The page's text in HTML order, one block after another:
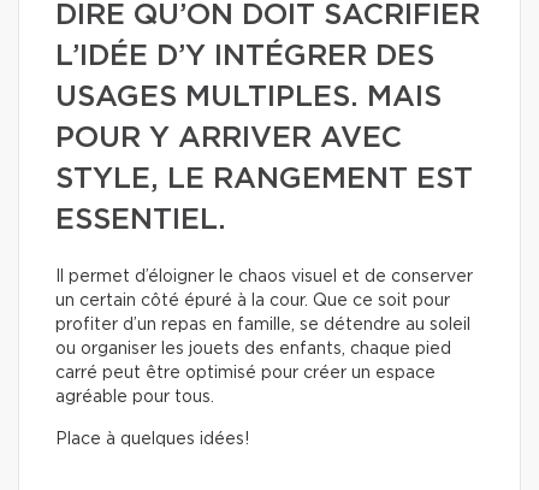
DIRE QU’ON DOIT SACRIFIER
L’IDÉE D’Y INTÉGRER DES
USAGES MULTIPLES. MAIS
POUR Y ARRIVER AVEC
STYLE, LE RANGEMENT EST
ESSENTIEL.
Il permet d’éloigner le chaos visuel et de conserver
un certain côté épuré à la cour. Que ce soit pour
profiter d’un repas en famille, se détendre au soleil
ou organiser les jouets des enfants, chaque pied
carré peut être optimisé pour créer un espace
agréable pour tous.
Place à quelques idées!